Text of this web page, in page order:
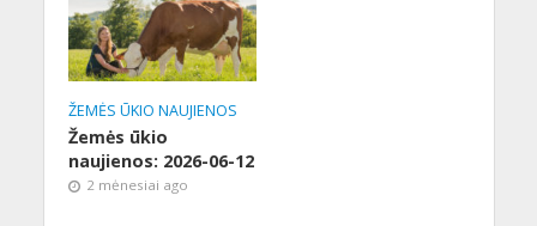
ŽEMĖS ŪKIO NAUJIENOS
Žemės ūkio
naujienos: 2026-06-12
2 mėnesiai ago